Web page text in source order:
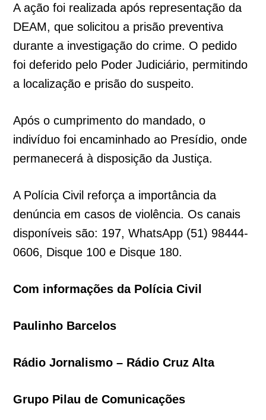
A ação foi realizada após representação da
DEAM, que solicitou a prisão preventiva
durante a investigação do crime. O pedido
foi deferido pelo Poder Judiciário, permitindo
a localização e prisão do suspeito.
Após o cumprimento do mandado, o
indivíduo foi encaminhado ao Presídio, onde
permanecerá à disposição da Justiça.
A Polícia Civil reforça a importância da
denúncia em casos de violência. Os canais
disponíveis são: 197, WhatsApp (51) 98444-
0606, Disque 100 e Disque 180.
Com informações da Polícia Civil
Paulinho Barcelos
Rádio Jornalismo – Rádio Cruz Alta
Grupo Pilau de Comunicações